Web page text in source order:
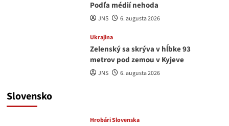
Podľa médií nehoda
JNS 6. augusta 2026
Ukrajina
Zelenský sa skrýva v hĺbke 93
metrov pod zemou v Kyjeve
JNS 6. augusta 2026
Slovensko
Hrobári Slovenska